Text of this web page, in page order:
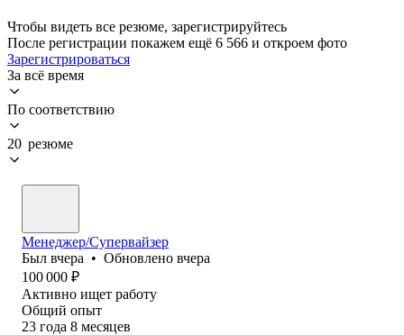
Чтобы видеть все резюме, зарегистрируйтесь
После регистрации покажем ещё 6 566 и откроем фото
Зарегистрироваться
За всё время
По соответствию
20 резюме
Менеджер/Супервайзер
Был вчера • Обновлено вчера
100 000 ₽
Активно ищет работу
Общий опыт
23 года 8 месяцев